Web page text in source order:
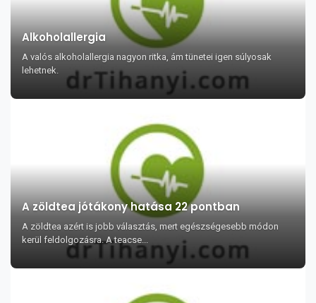
Alkoholallergia
A valós alkoholallergia nagyon ritka, ám tünetei igen súlyosak
lehetnek.
A zöldtea jótákony hatása 22 pontban
A zöldtea azért is jobb választás, mert egészségesebb módon
kerül feldolgozásra. A teacse...